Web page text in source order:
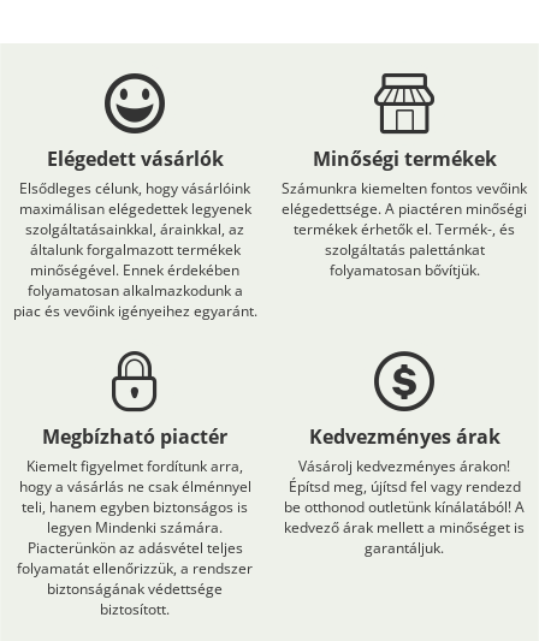
Elégedett vásárlók
Elsődleges célunk, hogy vásárlóink
maximálisan elégedettek legyenek
szolgáltatásainkkal, árainkkal, az
általunk forgalmazott termékek
minőségével. Ennek érdekében
folyamatosan alkalmazkodunk a
piac és vevőink igényeihez egyaránt.
Minőségi termékek
Számunkra kiemelten fontos vevőink
elégedettsége. A piactéren minőségi
termékek érhetők el. Termék-, és
szolgáltatás palettánkat
folyamatosan bővítjük.
Megbízható piactér
Kiemelt figyelmet fordítunk arra,
hogy a vásárlás ne csak élménnyel
teli, hanem egyben biztonságos is
legyen Mindenki számára.
Piacterünkön az adásvétel teljes
folyamatát ellenőrizzük, a rendszer
biztonságának védettsége
biztosított.
Kedvezményes árak
Vásárolj kedvezményes árakon!
Építsd meg, újítsd fel vagy rendezd
be otthonod outletünk kínálatából! A
kedvező árak mellett a minőséget is
garantáljuk.